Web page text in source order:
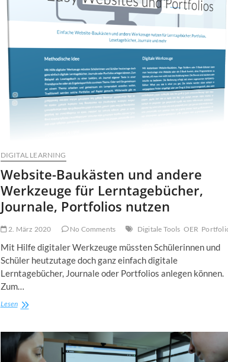
DIGITAL LEARNING
Website-Baukästen und andere
Werkzeuge für Lerntagebücher,
Journale, Portfolios nutzen
2. März 2020 No Comments Digitale Tools OER
Mit Hilfe digitaler Werkzeuge müssten Schülerinnen und
Schüler heutzutage doch ganz einfach digitale
Lerntagebücher, Journale oder Portfolios anlegen können.
Zum…
LesenWebsite-
andere
Werkzeuge
für